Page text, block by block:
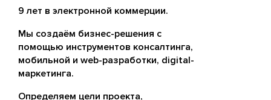
9 лет в электронной коммерции.
Мы создаём бизнес-решения с
помощью инструментов консалтинга,
мобильной и web-разработки, digital-
маркетинга.
Определяем цели проекта,